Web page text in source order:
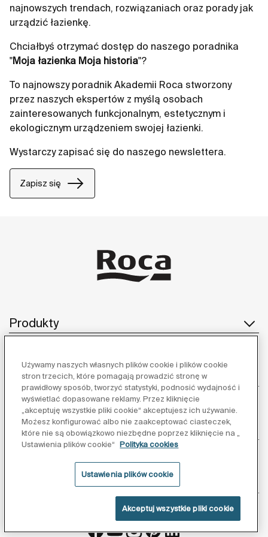
najnowszych trendach, rozwiązaniach oraz porady jak
urządzić łazienkę.
Chciałbyś otrzymać dostęp do naszego poradnika
"Moja łazienka Moja historia"?
To najnowszy poradnik Akademii Roca stworzony
przez naszych ekspertów z myślą osobach
zainteresowanych funkcjonalnym, estetycznym i
ekologicznym urządzeniem swojej łazienki.
Wystarczy zapisać się do naszego newslettera.
Zapisz się
Produkty
Obsługa klienta
O nas
Obserwuj nas:
Używamy naszych własnych plików cookie i plików cookie
stron trzecich, które pomagają prowadzić stronę w
prawidłowy sposób, tworzyć statystyki, podnosić wydajność i
wyświetlać dopasowane reklamy. Przez kliknięcie
„akceptuję wszystkie pliki cookie“ akceptujesz ich używanie.
Możesz konfigurować albo nie zaakceptować ciasteczek,
które nie są obowiązkowo niezbędne poprzez kliknięcie na „
Ustawienia plików cookie“
Polityka cookies
Ustawienia plików cookie
Akceptuj wszystkie pliki cookie